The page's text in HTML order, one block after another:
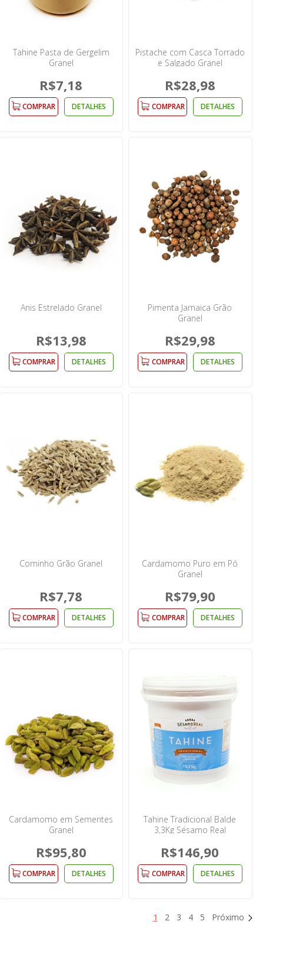
Tahine Pasta de Gergelim
Granel
R$7,18
COMPRAR DETALHES
Pistache com Casca Torrado
e Salgado Granel
R$28,98
COMPRAR DETALHES
Anis Estrelado Granel
R$13,98
COMPRAR DETALHES
Pimenta Jamaica Grão
Granel
R$29,98
COMPRAR DETALHES
Cominho Grão Granel
R$7,78
COMPRAR DETALHES
Cardamomo Puro em Pó
Granel
R$79,90
COMPRAR DETALHES
Cardamomo em Sementes
Granel
R$95,80
COMPRAR DETALHES
Tahine Tradicional Balde
3,3Kg Sésamo Real
R$146,90
COMPRAR DETALHES
1 2 3 4 5 Próximo